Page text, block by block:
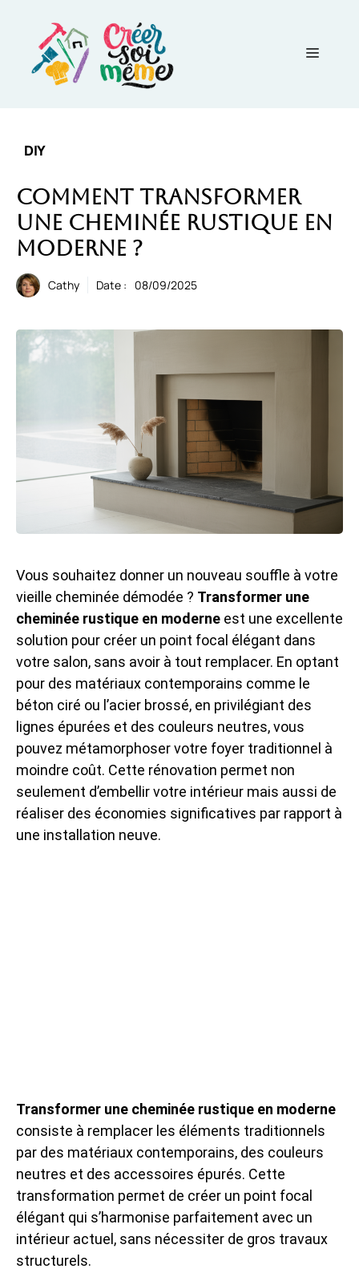
contenu
Menu
DIY
Comment transformer
une cheminée rustique en
moderne ?
Cathy Date : 08/09/2025
Vous souhaitez donner un nouveau souffle à votre
vieille cheminée démodée ? Transformer une
cheminée rustique en moderne est une excellente
solution pour créer un point focal élégant dans
votre salon, sans avoir à tout remplacer. En optant
pour des matériaux contemporains comme le
béton ciré ou l’acier brossé, en privilégiant des
lignes épurées et des couleurs neutres, vous
pouvez métamorphoser votre foyer traditionnel à
moindre coût. Cette rénovation permet non
seulement d’embellir votre intérieur mais aussi de
réaliser des économies significatives par rapport à
une installation neuve.
Transformer une cheminée rustique en moderne
consiste à remplacer les éléments traditionnels
par des matériaux contemporains, des couleurs
neutres et des accessoires épurés. Cette
transformation permet de créer un point focal
élégant qui s’harmonise parfaitement avec un
intérieur actuel, sans nécessiter de gros travaux
structurels.